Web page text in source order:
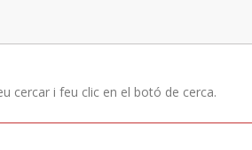
cercar i feu clic en el botó de cerca.